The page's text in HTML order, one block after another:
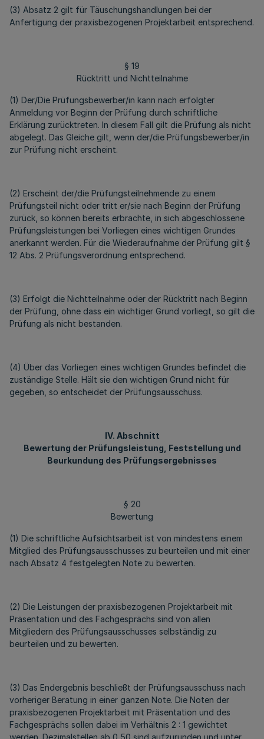
(3) Absatz 2 gilt für Täuschungshandlungen bei der
Anfertigung der praxisbezogenen Projektarbeit entsprechend.
§ 19
Rücktritt und Nichtteilnahme
(1) Der/Die Prüfungsbewerber/in kann nach erfolgter
Anmeldung vor Beginn der Prüfung durch schriftliche
Erklärung zurücktreten. In diesem Fall gilt die Prüfung als nicht
abgelegt. Das Gleiche gilt, wenn der/die Prüfungsbewerber/in
zur Prüfung nicht erscheint.
(2) Erscheint der/die Prüfungsteilnehmende zu einem
Prüfungsteil nicht oder tritt er/sie nach Beginn der Prüfung
zurück, so können bereits erbrachte, in sich abgeschlossene
Prüfungsleistungen bei Vorliegen eines wichtigen Grundes
anerkannt werden. Für die Wiederaufnahme der Prüfung gilt §
12 Abs. 2 Prüfungsverordnung entsprechend.
(3) Erfolgt die Nichtteilnahme oder der Rücktritt nach Beginn
der Prüfung, ohne dass ein wichtiger Grund vorliegt, so gilt die
Prüfung als nicht bestanden.
(4) Über das Vorliegen eines wichtigen Grundes befindet die
zuständige Stelle. Hält sie den wichtigen Grund nicht für
gegeben, so entscheidet der Prüfungsausschuss.
IV. Abschnitt
Bewertung der Prüfungsleistung, Feststellung und
Beurkundung des Prüfungsergebnisses
§ 20
Bewertung
(1) Die schriftliche Aufsichtsarbeit ist von mindestens einem
Mitglied des Prüfungsausschusses zu beurteilen und mit einer
nach Absatz 4 festgelegten Note zu bewerten.
(2) Die Leistungen der praxisbezogenen Projektarbeit mit
Präsentation und des Fachgesprächs sind von allen
Mitgliedern des Prüfungsausschusses selbständig zu
beurteilen und zu bewerten.
(3) Das Endergebnis beschließt der Prüfungsausschuss nach
vorheriger Beratung in einer ganzen Note. Die Noten der
praxisbezogenen Projektarbeit mit Präsentation und des
Fachgesprächs sollen dabei im Verhältnis 2 : 1 gewichtet
werden. Dezimalstellen ab 0,50 sind aufzurunden und unter